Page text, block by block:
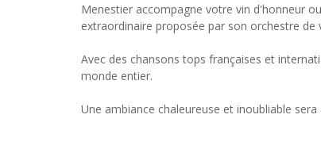
Menestier accompagne votre vin d'honneur
extraordinaire proposée par son orchestre de
Avec des chansons tops françaises et
monde entier.
Une ambiance chaleureuse et inoubliable